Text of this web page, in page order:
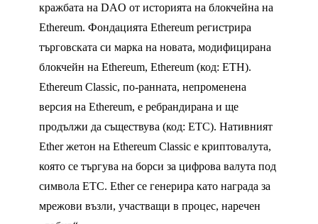
кражбата на DAO от историята на блокчейна на
Ethereum. Фондацията Ethereum регистрира
търговската си марка на новата, модифицирана
блокчейн на Ethereum, Ethereum (код: ETH).
Ethereum Classic, по-ранната, непроменена
версия на Ethereum, е ребрандирана и ще
продължи да съществува (код: ETC). Нативният
Ether жетон на Ethereum Classic е криптовалута,
която се търгува на борси за цифрова валута под
символа ETC. Ether се генерира като награда за
мрежови възли, участващи в процес, наречен